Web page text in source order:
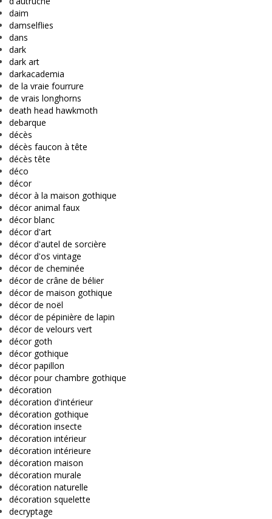
daim
damselflies
dans
dark
dark art
darkacademia
de la vraie fourrure
de vrais longhorns
death head hawkmoth
debarque
décès
décès faucon à tête
décès tête
déco
décor
décor à la maison gothique
décor animal faux
décor blanc
décor d'art
décor d'autel de sorcière
décor d'os vintage
décor de cheminée
décor de crâne de bélier
décor de maison gothique
décor de noël
décor de pépinière de lapin
décor de velours vert
décor goth
décor gothique
décor papillon
décor pour chambre gothique
décoration
décoration d'intérieur
décoration gothique
décoration insecte
décoration intérieur
décoration intérieure
décoration maison
décoration murale
décoration naturelle
décoration squelette
decryptage